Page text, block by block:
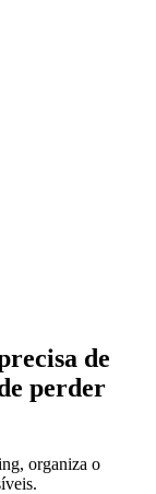
de
perder
organiza o